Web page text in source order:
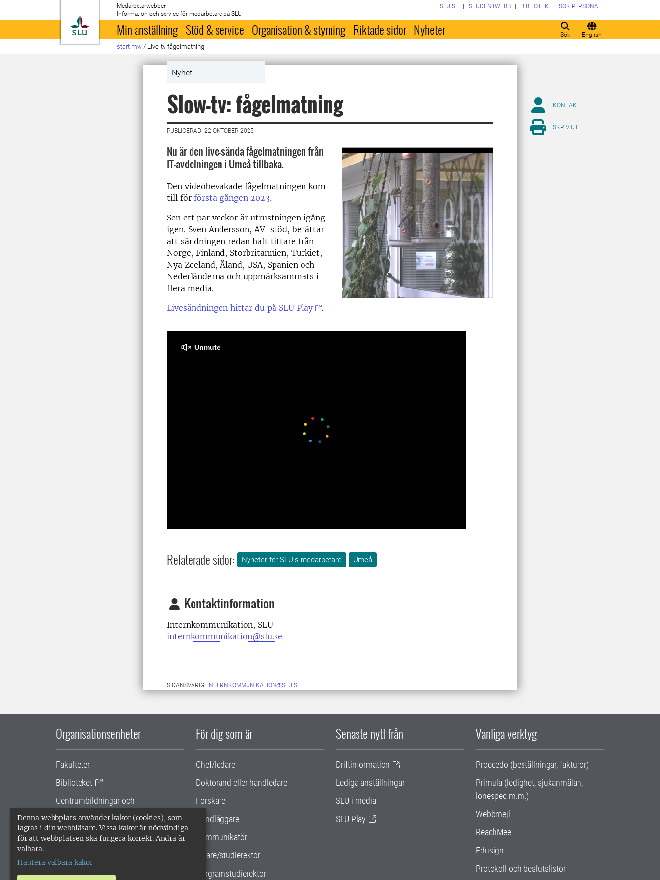
Denna webbplats använder kakor (cookies), som
lagras i din webbläsare. Vissa kakor är nödvändiga
för att webbplatsen ska fungera korrekt. Andra är
valbara.
Hantera valbara kakor
Till startsida
Medarbetarwebben
Information och service för medarbetare på SLU
Sök English
SLU.SE STUDENTWEBB BIBLIOTEK SÖK PERSONAL
Min anställning Stöd & service Organisation & styrning Riktade sidor Nyheter
start mw / Live-tv-fågelmatning
Nyhet
Slow-tv: fågelmatning
PUBLICERAD: 22 OKTOBER 2025
Nu är den live-sända fågelmatningen från
IT-avdelningen i Umeå tillbaka.
Den videobevakade fågelmatningen kom
till för första gången 2023.
Sen ett par veckor är utrustningen igång
igen. Sven Andersson, AV-stöd, berättar
att sändningen redan haft tittare från
Norge, Finland, Storbritannien, Turkiet,
Nya Zeeland, Åland, USA, Spanien och
Nederländerna och uppmärksammats i
flera media.
Livesändningen hittar du på SLU Play
.
Relaterade sidor: Nyheter för SLU:s medarbetare Umeå
Kontaktinformation
Internkommunikation, SLU
internkommunikation@slu.se
SIDANSVARIG: INTERNKOMMUNIKATION@SLU.SE
KONTAKT
SKRIV UT
Organisationsenheter
Fakulteter
Biblioteket
Centrumbildningar och
samarbetsprojekt
Gemensamma verksamhetsstödet
För dig som är
Chef/ledare
Doktorand eller handledare
Forskare
Handläggare
Kommunikatör
Lärare/studierektor
Programstudierektor
Senaste nytt från
Driftinformation
Lediga anställningar
SLU i media
SLU Play
Vanliga verktyg
Proceedo (beställningar, fakturor)
Primula (ledighet, sjukanmälan,
lönespec m.m.)
Webbmejl
ReachMee
Edusign
Protokoll och beslutslistor